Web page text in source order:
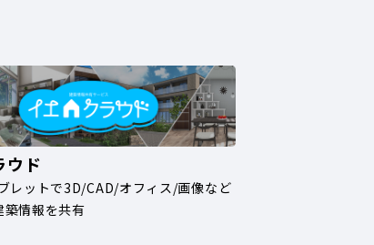
ウド
レットで3D/CAD/オフィス/画像など
築情報を共有